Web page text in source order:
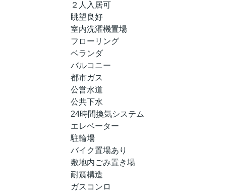
２人入居可
眺望良好
室内洗濯機置場
フローリング
ベランダ
バルコニー
都市ガス
公営水道
公共下水
24時間換気システム
エレベーター
駐輪場
バイク置場あり
敷地内ごみ置き場
耐震構造
ガスコンロ